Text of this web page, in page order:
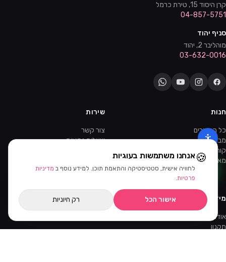
קרן היסוד 15, טירת כרמל
04-857-5751
סניף יהוד
מוהליבר 2, יהוד
03-632-0016
חנות
כל המוצרים
מבצעים
קורסים והדרכות
מאמרים
שירות
צור קשר
שאלות נפוצות
ווטסאפ
מידע
אודות
תקנון
🍪אנחנו משתמשות בעוגיות
לחוויה אישית, סטטיסטיקה והתאמת תוכן. למידע נוסף ב מדיניות
פרטיות.
אישור הכל רק חיוניות